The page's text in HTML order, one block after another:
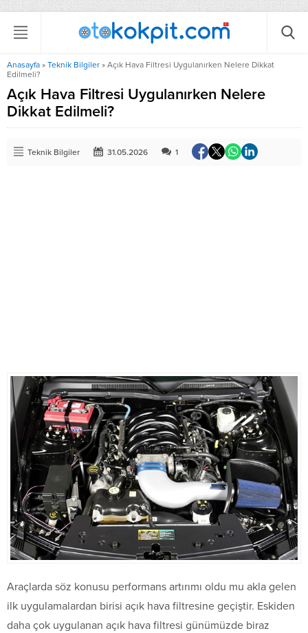
Anasayfa » Teknik Bilgiler » Açık Hava Filtresi Uygulanırken Nelere Dikkat
Edilmeli?
Açık Hava Filtresi Uygulanırken Nelere
Dikkat Edilmeli?
Teknik Bilgiler 31.05.2026 1
Araçlarda söz konusu performans artırımı oldu mu akla gelen
ilk uygulamalardan birisi açık hava filtresine geçiştir. Eskiden
daha çok uygulanan açık hava filtresi günümüzde biraz